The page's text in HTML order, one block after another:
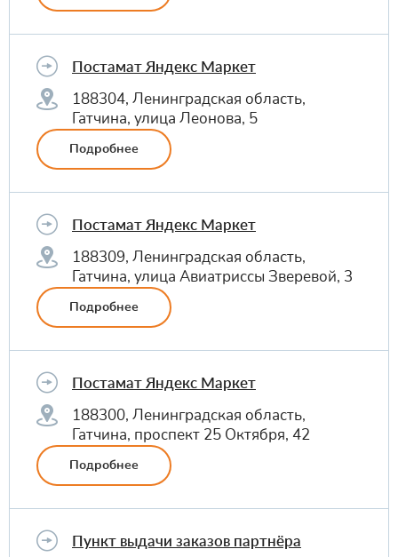
Постамат Яндекс Маркет
188304, Ленинградская область,
Гатчина, улица Леонова, 5
Подробнее
Постамат Яндекс Маркет
188309, Ленинградская область,
Гатчина, улица Авиатриссы Зверевой, 3
Подробнее
Постамат Яндекс Маркет
188300, Ленинградская область,
Гатчина, проспект 25 Октября, 42
Подробнее
Пункт выдачи заказов партнёра